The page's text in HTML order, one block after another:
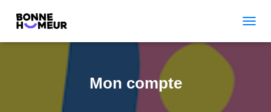
Mon compte